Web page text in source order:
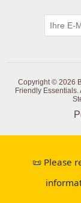
Copyright © 2026
Friendly
📜 Please